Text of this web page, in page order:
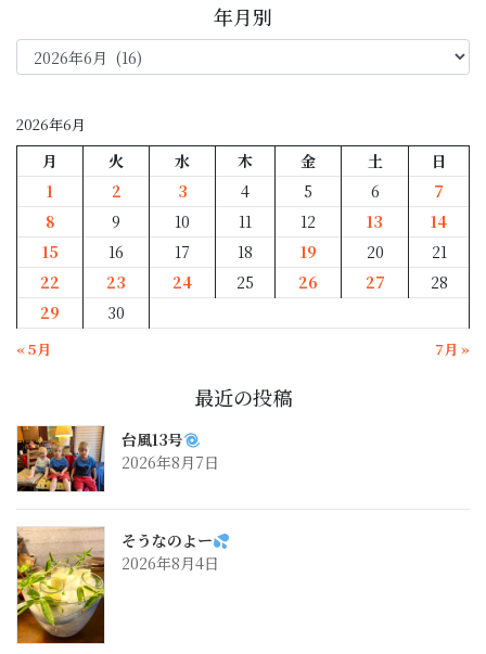
年月別
年
月
2026年6月
月 火 水 木 金 土
日
1
2 3 4 5 6
7
8
9 10 11 12 13
14
15
16 17 18 19 20
21
22
23 24 25 26 27
28
29
30
« 5月 7月 »
最近の投稿
台風13号
2026年8月7日
そうなのよー
2026年8月4日